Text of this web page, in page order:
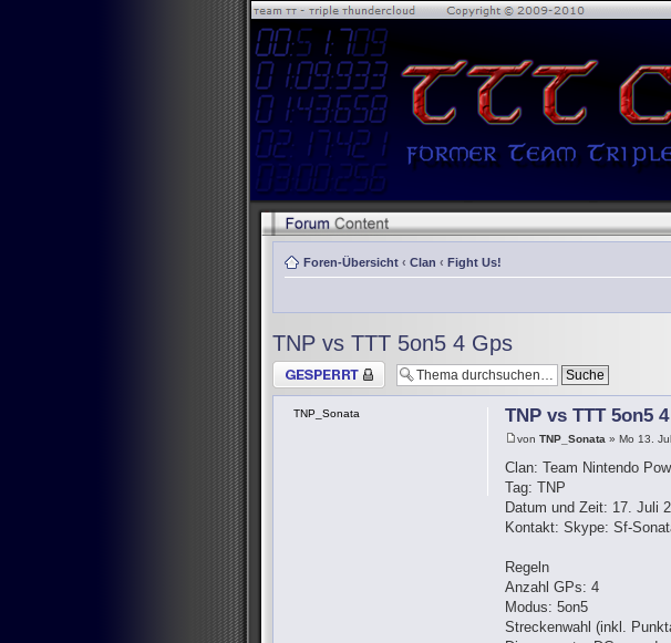
Foren-Übersicht ‹ Clan ‹ Fight Us!
TNP vs TTT 5on5 4 Gps
Thema gesperrt
TNP vs TTT 5on5
vonTNP_Sonata » Mo 13.
Clan: Team Nintendo
Tag: TNP
Datum und Zeit: 17. Juli
Kontakt: Skype: Sf-
Regeln
Anzahl GPs: 4
Modus: 5on5
Streckenwahl (inkl.
TNP_Sonata